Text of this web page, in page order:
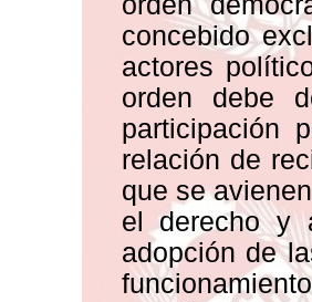
concebido
actores
orden debe
participación
relación de
que se
el derecho y
adopción de